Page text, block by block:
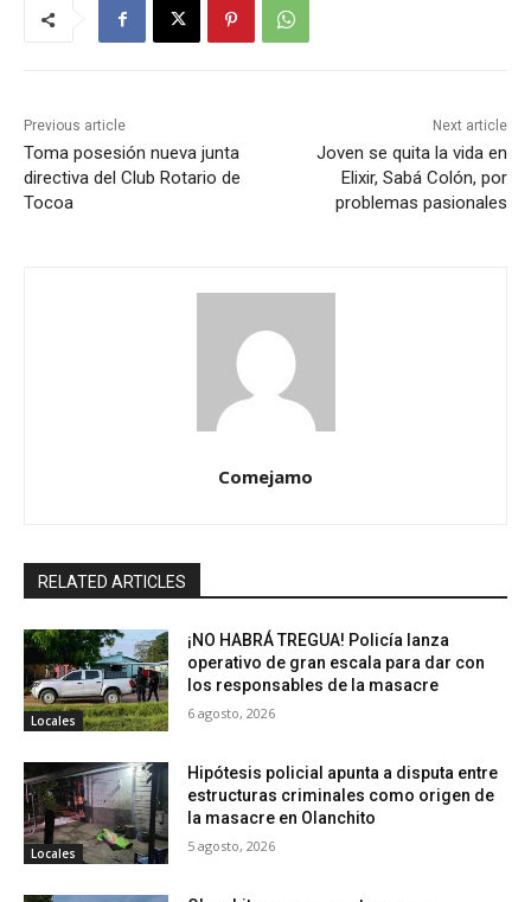
Previous article
Toma posesión nueva junta
directiva del Club Rotario de
Tocoa
Next article
Joven se quita la vida en
Elixir, Sabá Colón, por
problemas pasionales
Comejamo
RELATED ARTICLES
Locales
¡NO HABRÁ TREGUA! Policía lanza
operativo de gran escala para dar con
los responsables de la masacre
6 agosto, 2026
Locales
Hipótesis policial apunta a disputa entre
estructuras criminales como origen de
la masacre en Olanchito
5 agosto, 2026